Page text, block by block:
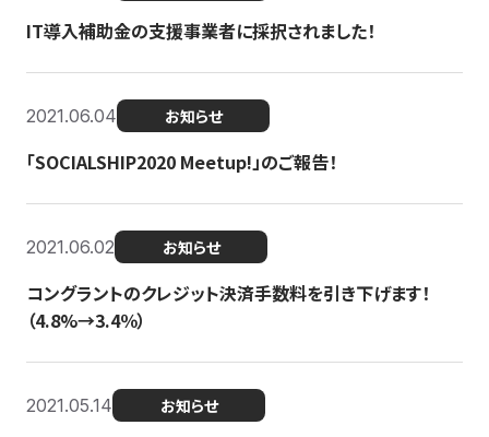
IT導入補助金の支援事業者に採択されました！
2021.06.04 お知らせ
「SOCIALSHIP2020 Meetup!」のご報告！
2021.06.02 お知らせ
コングラントのクレジット決済手数料を引き下げます！
（4.8%→3.4％）
2021.05.14 お知らせ